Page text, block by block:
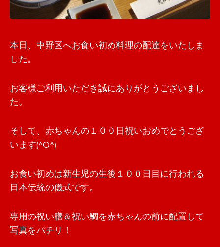
本日、中野区へお食い初め料理の配達をいたしま
した。
お客様ご利用いただき誠にありがとうございまし
た。
そして、赤ちゃんの１００日祝いおめでとうござ
います(^O^)
お食い初めは新生児の生後１００日目に行われる
日本伝統の儀式です。
専用の祝い膳＆祝い鯛を赤ちゃんの前に配置して
写真をパチリ！